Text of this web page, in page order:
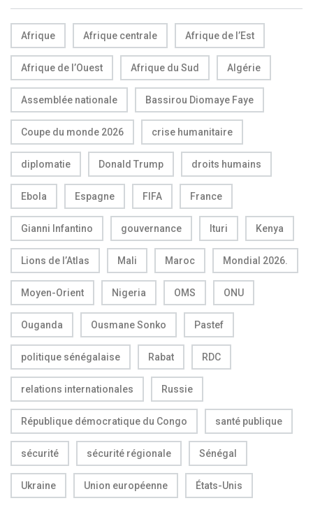
Afrique Afrique centrale Afrique de l’Est
Afrique de l’Ouest Afrique du Sud Algérie
Assemblée nationale Bassirou Diomaye Faye
Coupe du monde 2026 crise humanitaire
diplomatie Donald Trump droits humains
Ebola Espagne FIFA France
Gianni Infantino gouvernance Ituri Kenya
Lions de l’Atlas Mali Maroc Mondial 2026.
Moyen-Orient Nigeria OMS ONU
Ouganda Ousmane Sonko Pastef
politique sénégalaise Rabat RDC
relations internationales Russie
République démocratique du Congo santé publique
sécurité sécurité régionale Sénégal
Ukraine Union européenne États-Unis